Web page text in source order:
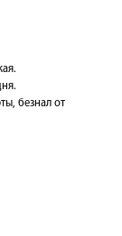
безнал от